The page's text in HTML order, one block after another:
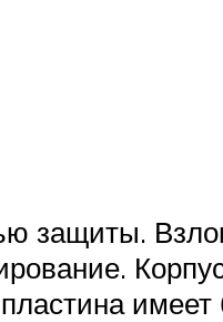
защиты.
пластина